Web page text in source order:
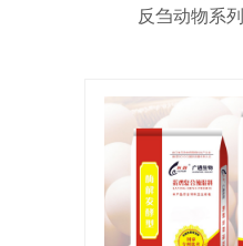
反刍动物系列